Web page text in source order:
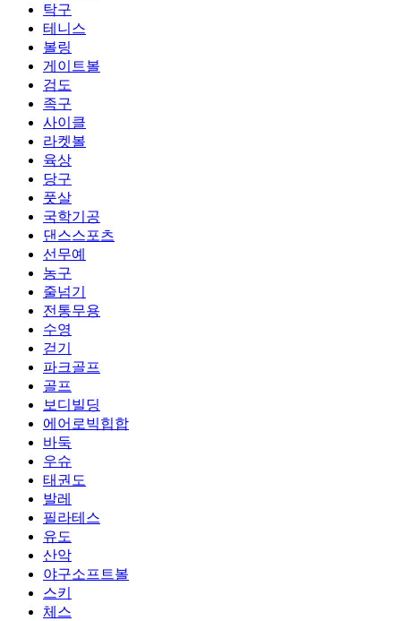
탁구
테니스
볼링
게이트볼
검도
족구
사이클
라켓볼
육상
당구
풋살
국학기공
댄스스포츠
선무예
농구
줄넘기
전통무용
수영
걷기
파크골프
골프
보디빌딩
에어로빅힙합
바둑
우슈
태권도
발레
필라테스
유도
산악
야구소프트볼
스키
체스